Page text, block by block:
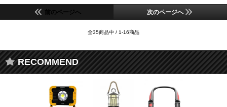
前のページへ 次のページへ
全35商品中 / 1-16商品
RECOMMEND